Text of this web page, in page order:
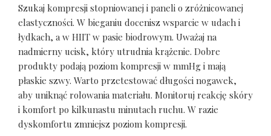
Szukaj kompresji stopniowanej i paneli o zróżnicowanej
elastyczności. W bieganiu docenisz wsparcie w udach i
łydkach, a w HIIT w pasie biodrowym. Uważaj na
nadmierny ucisk, który utrudnia krążenie. Dobre
produkty podają poziom kompresji w mmHg i mają
płaskie szwy. Warto przetestować długości nogawek,
aby uniknąć rolowania materiału. Monitoruj reakcję skóry
i komfort po kilkunastu minutach ruchu. W razie
dyskomfortu zmniejsz poziom kompresji.